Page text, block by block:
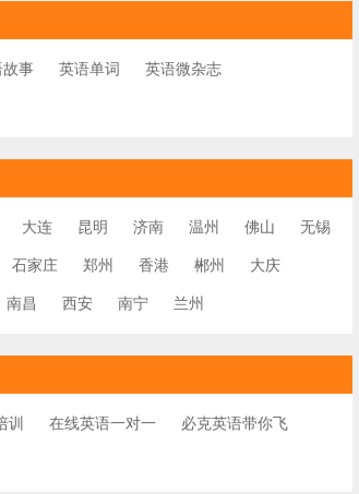
故事 英语单词 英语微杂志
大连 昆明 济南 温州 佛山 无锡
石家庄 郑州 香港 郴州 大庆
南昌 西安 南宁 兰州
训 在线英语一对一 必克英语带你飞